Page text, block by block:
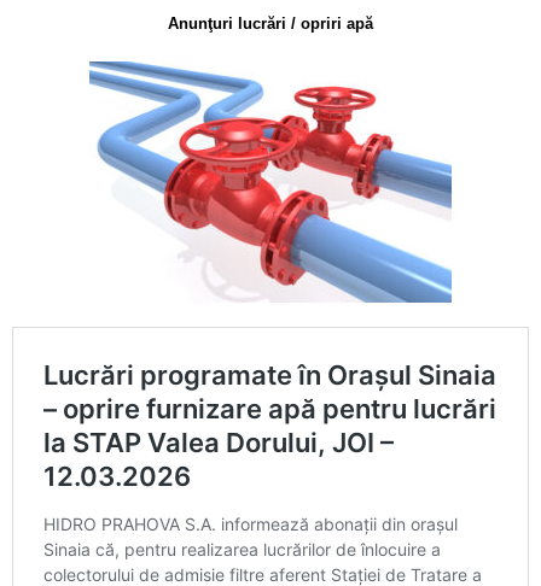
Guvernanță Corporativă
Informații de interes public
Calitatea apei
Anunţuri lucrări / opriri apă